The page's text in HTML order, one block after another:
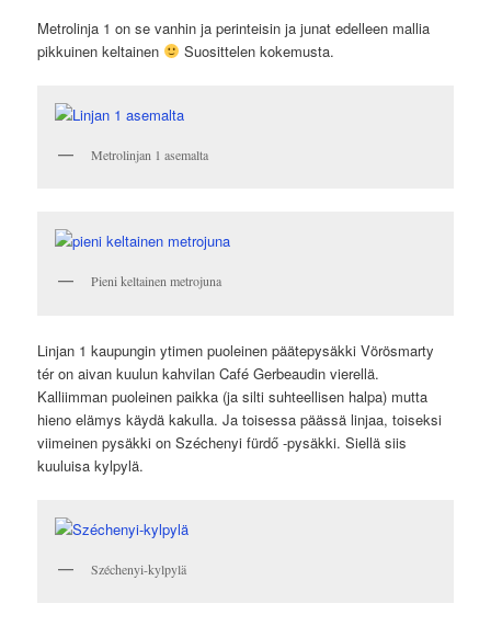
Metrolinja 1 on se vanhin ja perinteisin ja junat edelleen mallia
pikkuinen keltainen
Suosittelen kokemusta.
Metrolinjan 1 asemalta
Pieni keltainen metrojuna
Linjan 1 kaupungin ytimen puoleinen päätepysäkki Vörösmarty
tér on aivan kuulun kahvilan Café Gerbeaudin vierellä.
Kalliimman puoleinen paikka (ja silti suhteellisen halpa) mutta
hieno elämys käydä kakulla. Ja toisessa päässä linjaa, toiseksi
viimeinen pysäkki on Széchenyi fürdő -pysäkki. Siellä siis
kuuluisa kylpylä.
Széchenyi-kylpylä